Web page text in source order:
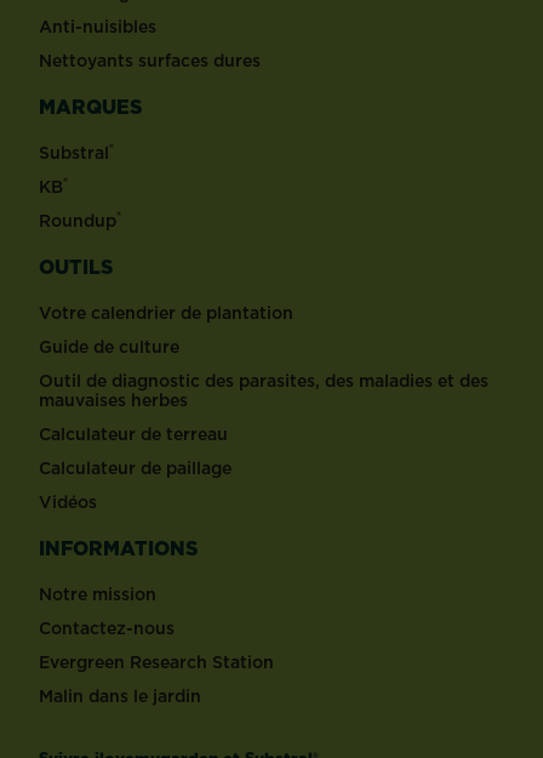
Anti-nuisibles
Nettoyants surfaces dures
MARQUES
Substral®
KB®
Roundup®
OUTILS
Votre calendrier de plantation
Guide de culture
Outil de diagnostic des parasites, des maladies et des
mauvaises herbes
Calculateur de terreau
Calculateur de paillage
Vidéos
INFORMATIONS
Notre mission
Contactez-nous
Evergreen Research Station
Malin dans le jardin